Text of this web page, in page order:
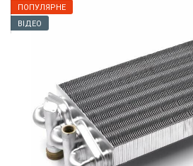
ПОПУЛЯРНЕ
ВІДЕО